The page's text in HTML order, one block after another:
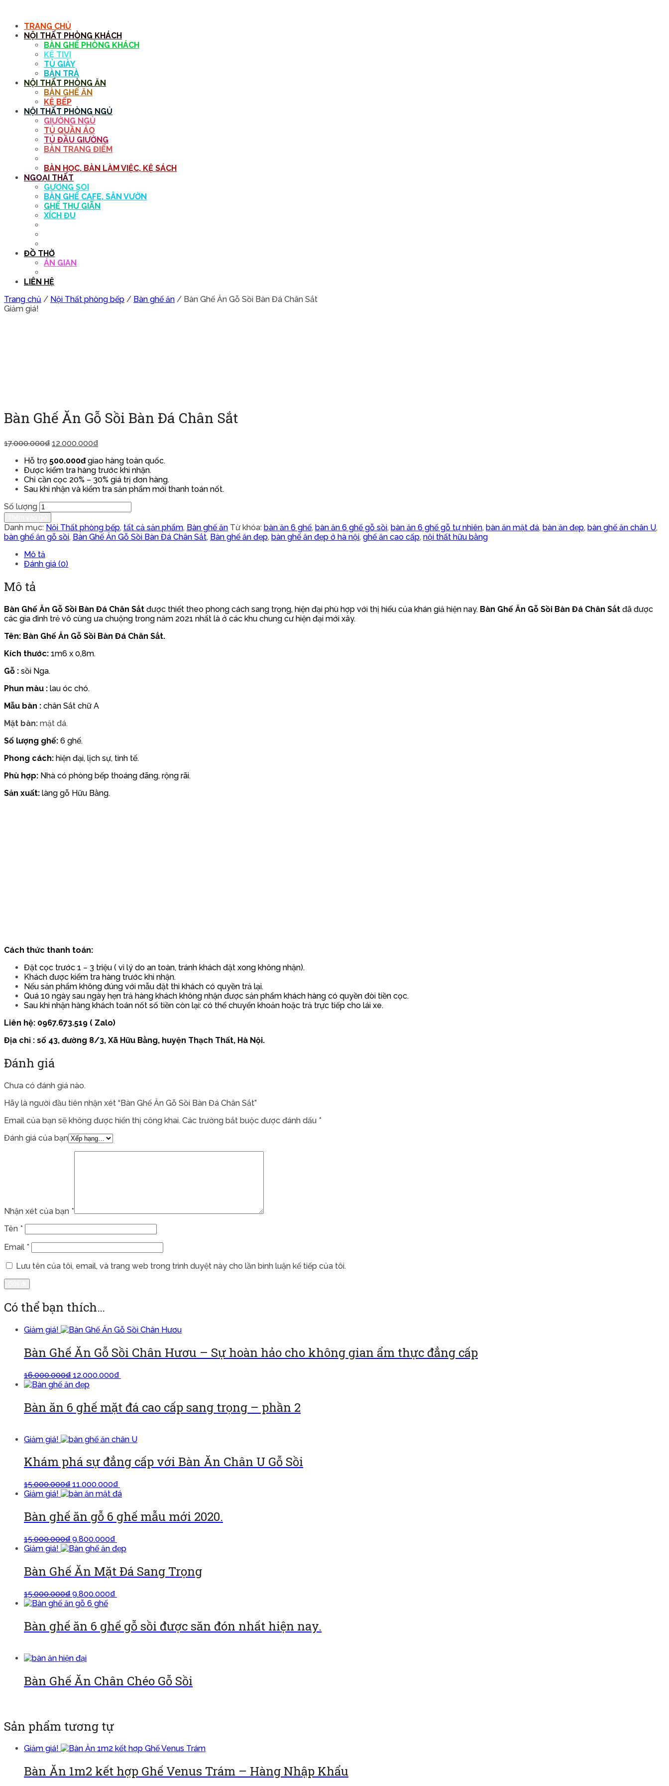
TRANG CHỦ
NỘI THẤT PHÒNG KHÁCH
BÀN GHẾ PHÒNG KHÁCH
KỆ TIVI
TỦ GIÀY
BÀN TRÀ
NỘI THẤT PHÒNG ĂN
BÀN GHẾ ĂN
KỆ BẾP
NỘI THẤT PHÒNG NGỦ
GIƯỜNG NGỦ
TỦ QUẦN ÁO
TỦ ĐẦU GIƯỜNG
BÀN TRANG ĐIỂM
BÀN HỌC, BÀN LÀM VIỆC, KỆ SÁCH
NGOẠI THẤT
GƯƠNG SOI
BÀN GHẾ CAFE, SÂN VƯỜN
GHẾ THƯ GIÃN
XÍCH ĐU
ĐỒ THỜ
ÁN GIAN
LIÊN HỆ
Trang chủ / Nội Thất phòng bếp / Bàn ghế ăn / Bàn Ghế Ăn Gỗ Sồi Bàn Đá Chân Sắt
Giảm giá!
Bàn Ghế Ăn Gỗ Sồi Bàn Đá Chân Sắt
17.000.000₫ 12.000.000₫
Hỗ trợ 500.000đgiao hàng toàn quốc.
Được kiểm tra hàng trước khi nhận.
Chỉ cần cọc 20% – 30% giá trị đơn hàng.
Sau khi nhận và kiểm tra sản phẩm mới thanh toán nốt.
Số lượng
Danh mục: Nội Thất phòng bếp, tất cả sản phẩm, Bàn ghế ăn Từ khóa: bàn ăn 6 ghế, bàn ăn 6 ghế gỗ sồi, bàn ăn 6 ghế gỗ tự nhiên, bàn ăn mặt đá, bàn ăn đẹp, bàn ghế ăn chân U,
bàn ghế ăn gỗ sồi, Bàn Ghế Ăn Gỗ Sồi Bàn Đá Chân Sắt, Bàn ghế ăn đẹp, bàn ghế ăn đẹp ở hà nội, ghế ăn cao cấp, nội thất hữu bằng
Mô tả
Đánh giá (0)
Mô tả
Bàn Ghế Ăn Gỗ Sồi Bàn Đá Chân Sắt được thiết theo phong cách sang trọng, hiện đại phù hợp với thị hiếu của khán giả hiện nay. Bàn Ghế Ăn Gỗ Sồi Bàn Đá Chân Sắt đã được
các gia đình trẻ vô cùng ưa chuộng trong năm 2021 nhất là ở các khu chung cư hiện đại mới xây.
Tên: Bàn Ghế Ăn Gỗ Sồi Bàn Đá Chân Sắt.
Kích thước: 1m6 x 0,8m.
Gỗ : sồi Nga.
Phun màu : lau óc chó.
Mẫu bàn : chân Sắt chữ A
Mặt bàn: mặt đá.
Số lượng ghế: 6 ghế.
Phong cách: hiện đại, lịch sự, tinh tế.
Phù hợp: Nhà có phòng bếp thoáng đãng, rộng rãi.
Sản xuất: làng gỗ Hữu Bằng.
Cách thức thanh toán:
Đặt cọc trước 1 – 3 triệu ( vì lý do an toàn, tránh khách đặt xong không nhận).
Khách được kiểm tra hàng trước khi nhận.
Nếu sản phẩm không đúng với mẫu đặt thì khách có quyền trả lại.
Quá 10 ngày sau ngày hẹn trả hàng khách không nhận được sản phẩm khách hàng có quyền đòi tiền cọc.
Sau khi nhận hàng khách toán nốt số tiền còn lại: có thể chuyển khoản hoặc trả trực tiếp cho lái xe.
Liên hệ: 0967.673.519 ( Zalo)
Địa chỉ : số 43, đường 8/3, Xã Hữu Bằng, huyện Thạch Thất, Hà Nội.
Đánh giá
Chưa có đánh giá nào.
Hãy là người đầu tiên nhận xét “Bàn Ghế Ăn Gỗ Sồi Bàn Đá Chân Sắt”
Email của bạn sẽ không được hiển thị công khai. Các trường bắt buộc được đánh dấu *
Đánh giá của bạn
Nhận xét của bạn *
Tên *
Email *
Lưu tên của tôi, email, và trang web trong trình duyệt này cho lần bình luận kế tiếp của tôi.
Có thể bạn thích…
Giảm giá!
Bàn Ghế Ăn Gỗ Sồi Chân Hươu – Sự hoàn hảo cho không gian ẩm thực đẳng cấp
16.000.000₫ 12.000.000₫
Bàn ăn 6 ghế mặt đá cao cấp sang trọng – phần 2
Giảm giá!
Khám phá sự đẳng cấp với Bàn Ăn Chân U Gỗ Sồi
15.000.000₫ 11.000.000₫
Giảm giá!
Bàn ghế ăn gỗ 6 ghế mẫu mới 2020.
15.000.000₫ 9.800.000₫
Giảm giá!
Bàn Ghế Ăn Mặt Đá Sang Trọng
15.000.000₫ 9.800.000₫
Bàn ghế ăn 6 ghế gỗ sồi được săn đón nhất hiện nay.
Bàn Ghế Ăn Chân Chéo Gỗ Sồi
Sản phẩm tương tự
Giảm giá!
Bàn Ăn 1m2 kết hợp Ghế Venus Trám – Hàng Nhập Khẩu